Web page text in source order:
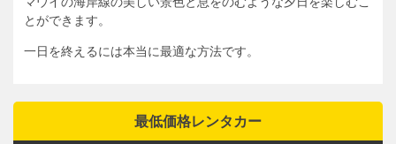
とができます。
一日を終えるには本当に最適な方法です。
最低価格レンタカー